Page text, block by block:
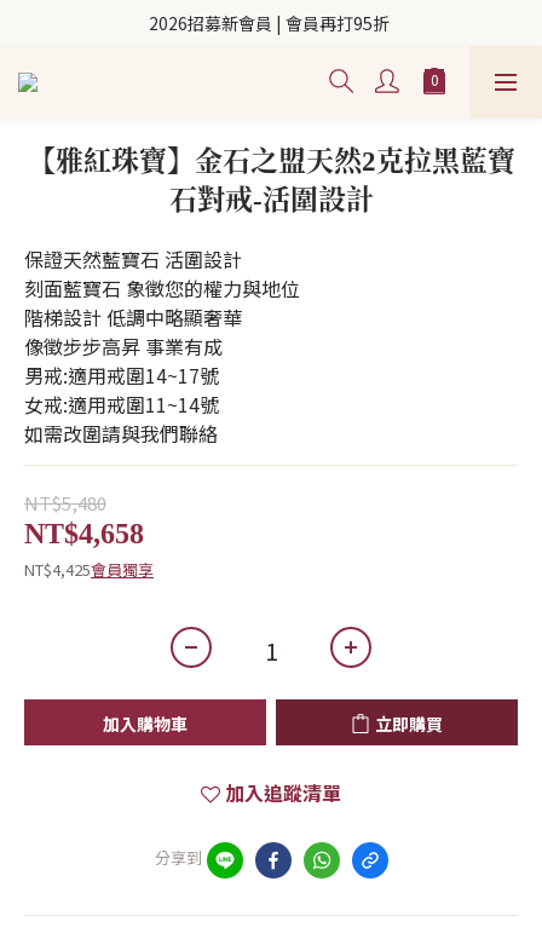
2026招募新會員 | 會員再打95折
【雅紅珠寶】金石之盟天然2克拉黑藍寶
石對戒-活圍設計
保證天然藍寶石 活圍設計
刻面藍寶石 象徵您的權力與地位
階梯設計 低調中略顯奢華
像徵步步高昇 事業有成
男戒:適用戒圍14~17號
女戒:適用戒圍11~14號
如需改圍請與我們聯絡
NT$5,480
NT$4,658
NT$4,425會員獨享
加入購物車 立即購買
加入追蹤清單
分享到